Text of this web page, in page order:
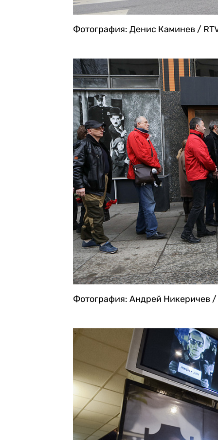
Фотография: Денис Каминев /
Фотография: Андрей Никеричев /